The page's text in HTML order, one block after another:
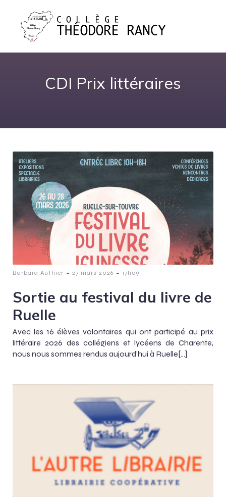
CDI Prix littéraires
Barbara Authier - 27 mars 2026 - 17h09
Sortie au festival du livre de
Ruelle
Avec les 16 élèves volontaires qui ont participé au prix
littéraire 2026 des collégiens et lycéens de Charente,
nous nous sommes rendus aujourd’hui à Ruelle[…]